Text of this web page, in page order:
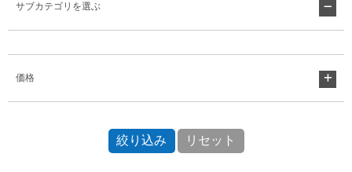
サブカテゴリを選ぶ
価格